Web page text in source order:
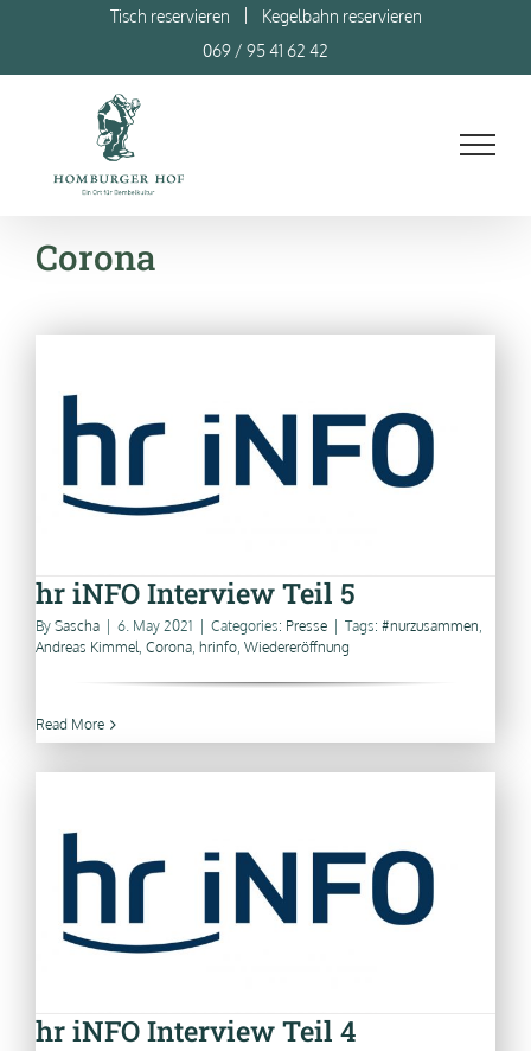
Tisch reservieren
Kegelbahn reservieren
069 / 95 41 62 42
Corona
hr iNFO Interview Teil 5
By Sascha 6. May 2021 Categories: Presse Tags: #nurzusammen,
Andreas Kimmel, Corona, hrinfo, Wiedereröffnung
Read More
hr iNFO Interview Teil 4